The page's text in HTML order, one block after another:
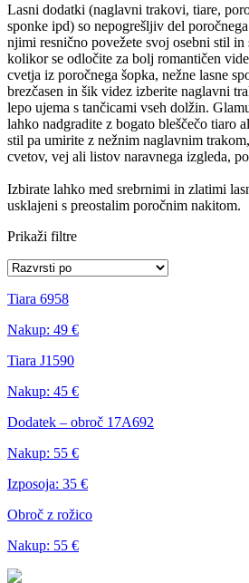
Lasni dodatki (naglavni trakovi, tiare,
sponke ipd) so nepogrešljiv del
njimi resnično povežete svoj osebni stil
kolikor se odločite za bolj romantičen
cvetja iz poročnega šopka, nežne lasne
brezčasen in šik videz izberite naglavni
lepo ujema s tančicami vseh dolžin.
lahko nadgradite z bogato bleščečo tiaro
stil pa umirite z nežnim naglavnim
cvetov, vej ali listov naravnega izgleda,
Izbirate lahko med srebrnimi in zlatimi
usklajeni s preostalim poročnim nakitom.
Prikaži filtre
Tiara 6958
Nakup: 49 €
Tiara J1590
Nakup: 45 €
Dodatek – obroč 17A692
Nakup: 55 €
Izposoja: 35 €
Obroč z rožico
Nakup: 55 €